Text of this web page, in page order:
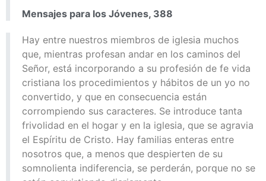
Mensajes para los Jóvenes, 388
Hay entre nuestros miembros de iglesia muchos
que, mientras profesan andar en los caminos del
Señor, está incorporando a su profesión de fe vida
cristiana los procedimientos y hábitos de un yo no
convertido, y que en consecuencia están
corrompiendo sus caracteres. Se introduce tanta
frivolidad en el hogar y en la iglesia, que se agravia
el Espíritu de Cristo. Hay familias enteras entre
nosotros que, a menos que despierten de su
somnolienta indiferencia, se perderán, porque no se